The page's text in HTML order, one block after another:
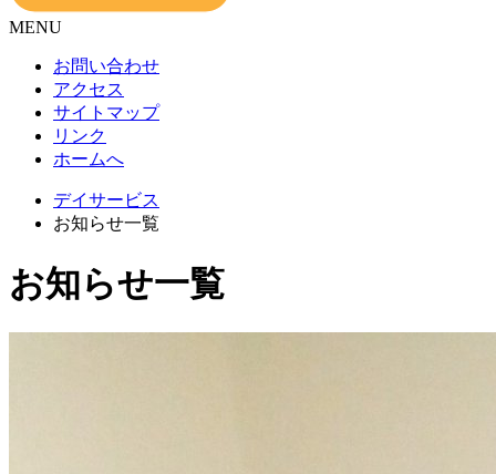
MENU
お問い合わせ
アクセス
サイトマップ
リンク
ホームへ
デイサービス
お知らせ一覧
お知らせ一覧